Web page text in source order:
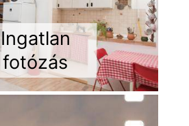
Ingatlan
fotózás